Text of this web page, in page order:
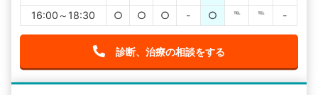
16:00～18:30
○ ○ ○ - ○ ℡ ℡ -
診断、治療の相談をする